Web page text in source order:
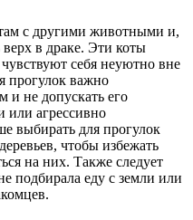
с другими животными и,
верх в драке. Эти коты
себя неуютно вне
прогулок важно
и не допускать его
или агрессивно
выбирать для прогулок
чтобы избежать
на них. Также следует
подбирала еду с земли или